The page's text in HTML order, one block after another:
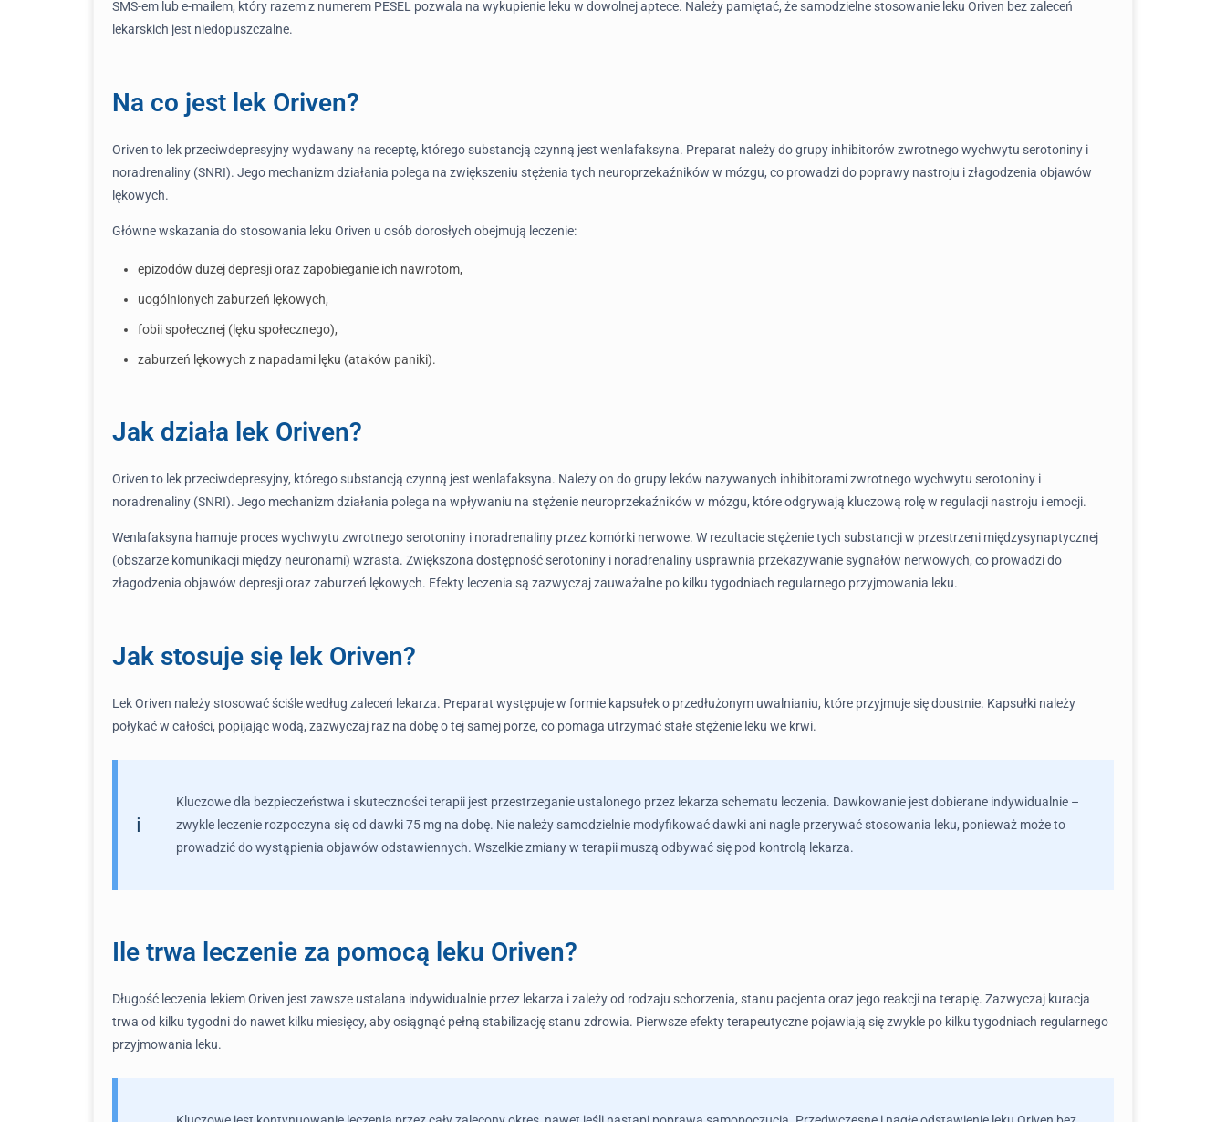
SMS-em lub e-mailem, który razem z numerem PESEL pozwala na wykupienie leku w dowolnej aptece. Należy pamiętać, że samodzielne stosowanie leku Oriven bez zaleceń
lekarskich jest niedopuszczalne.
Na co jest lek Oriven?
Oriven to lek przeciwdepresyjny wydawany na receptę, którego substancją czynną jest wenlafaksyna. Preparat należy do grupy inhibitorów zwrotnego wychwytu serotoniny i
noradrenaliny (SNRI). Jego mechanizm działania polega na zwiększeniu stężenia tych neuroprzekaźników w mózgu, co prowadzi do poprawy nastroju i złagodzenia objawów
lękowych.
Główne wskazania do stosowania leku Oriven u osób dorosłych obejmują leczenie:
epizodów dużej depresji oraz zapobieganie ich nawrotom,
uogólnionych zaburzeń lękowych,
fobii społecznej (lęku społecznego),
zaburzeń lękowych z napadami lęku (ataków paniki).
Jak działa lek Oriven?
Oriven to lek przeciwdepresyjny, którego substancją czynną jest wenlafaksyna. Należy on do grupy leków nazywanych inhibitorami zwrotnego wychwytu serotoniny i
noradrenaliny (SNRI). Jego mechanizm działania polega na wpływaniu na stężenie neuroprzekaźników w mózgu, które odgrywają kluczową rolę w regulacji nastroju i emocji.
Wenlafaksyna hamuje proces wychwytu zwrotnego serotoniny i noradrenaliny przez komórki nerwowe. W rezultacie stężenie tych substancji w przestrzeni międzysynaptycznej
(obszarze komunikacji między neuronami) wzrasta. Zwiększona dostępność serotoniny i noradrenaliny usprawnia przekazywanie sygnałów nerwowych, co prowadzi do
złagodzenia objawów depresji oraz zaburzeń lękowych. Efekty leczenia są zazwyczaj zauważalne po kilku tygodniach regularnego przyjmowania leku.
Jak stosuje się lek Oriven?
Lek Oriven należy stosować ściśle według zaleceń lekarza. Preparat występuje w formie kapsułek o przedłużonym uwalnianiu, które przyjmuje się doustnie. Kapsułki należy
połykać w całości, popijając wodą, zazwyczaj raz na dobę o tej samej porze, co pomaga utrzymać stałe stężenie leku we krwi.
Kluczowe dla bezpieczeństwa i skuteczności terapii jest przestrzeganie ustalonego przez lekarza schematu leczenia. Dawkowanie jest dobierane indywidualnie –
zwykle leczenie rozpoczyna się od dawki 75 mg na dobę. Nie należy samodzielnie modyfikować dawki ani nagle przerywać stosowania leku, ponieważ może to
prowadzić do wystąpienia objawów odstawiennych. Wszelkie zmiany w terapii muszą odbywać się pod kontrolą lekarza.
Ile trwa leczenie za pomocą leku Oriven?
Długość leczenia lekiem Oriven jest zawsze ustalana indywidualnie przez lekarza i zależy od rodzaju schorzenia, stanu pacjenta oraz jego reakcji na terapię. Zazwyczaj kuracja
trwa od kilku tygodni do nawet kilku miesięcy, aby osiągnąć pełną stabilizację stanu zdrowia. Pierwsze efekty terapeutyczne pojawiają się zwykle po kilku tygodniach regularnego
przyjmowania leku.